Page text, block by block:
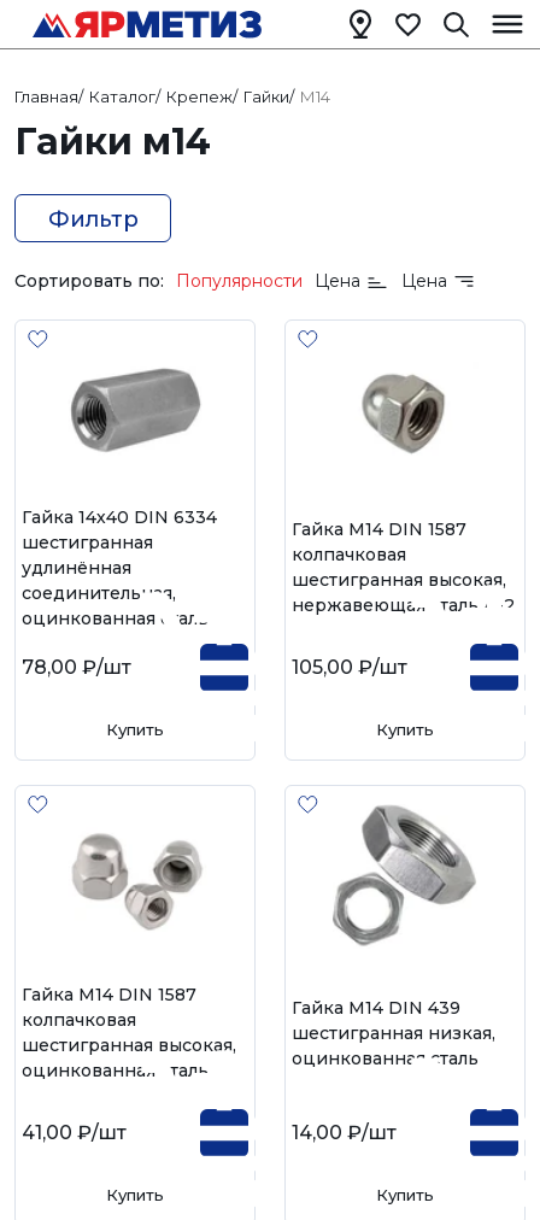
Главная/ Каталог/ Крепеж/ Гайки/ М14
Гайки м14
Фильтр
Сортировать по: Популярности Цена Цена
Гайка 14х40 DIN 6334
шестигранная
удлинённая
соединительная,
оцинкованная сталь
78,00 ₽/шт
Купить
Гайка М14 DIN 1587
колпачковая
шестигранная высокая,
нержавеющая сталь А-2
105,00 ₽/шт
Купить
Гайка М14 DIN 1587
колпачковая
шестигранная высокая,
оцинкованная сталь
41,00 ₽/шт
Купить
Гайка М14 DIN 439
шестигранная низкая,
оцинкованная сталь
14,00 ₽/шт
Купить